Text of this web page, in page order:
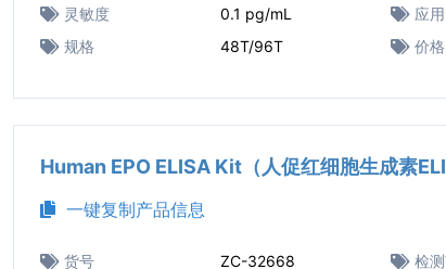
灵敏度
0.1 pg/mL 应用
规格
48T/96T 价
Human EPO ELISA Kit（人促红细胞生成素
一键复制产品信息
货号 ZC-32668 检